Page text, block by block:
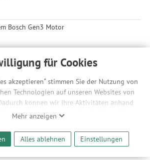
für Cookies
akzeptieren“ stimmen Sie der Nutzung von
Technologien auf unseren Websites von
können wir Ihre Aktivitäten anhand
nachvollziehen. Dies
anhand ihrer Interessen nutzungsbasierte
Sie bereitzustellen sowie Funktionalitäten
und stetig zu verbessern. Dabei
auch an Drittanbieter und Werbepartner
Mehr anzeigen
Alles ablehnen Einstellungen
Bosch Gen3 Motor
Aluminium
(BNI – Bosch New Interface)
- 175 mm
Irrtümer in Bild und Text vorbehalten.